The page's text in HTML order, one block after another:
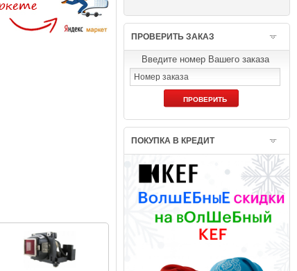
ПРОВЕРИТЬ ЗАКАЗ
Введите номер Вашего заказа
ПОКУПКА В КРЕДИТ